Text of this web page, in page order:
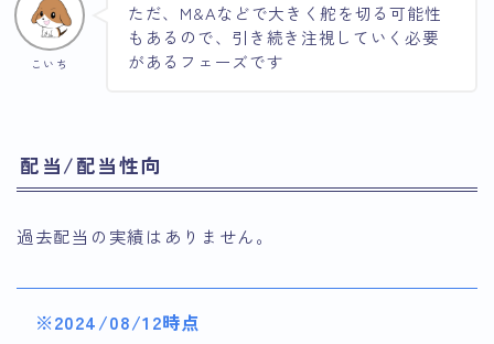
こいち
ただ、M&Aなどで大きく舵を切る可能性
もあるので、引き続き注視していく必要
があるフェーズです
配当/配当性向
過去配当の実績はありません。
※2024/08/12時点